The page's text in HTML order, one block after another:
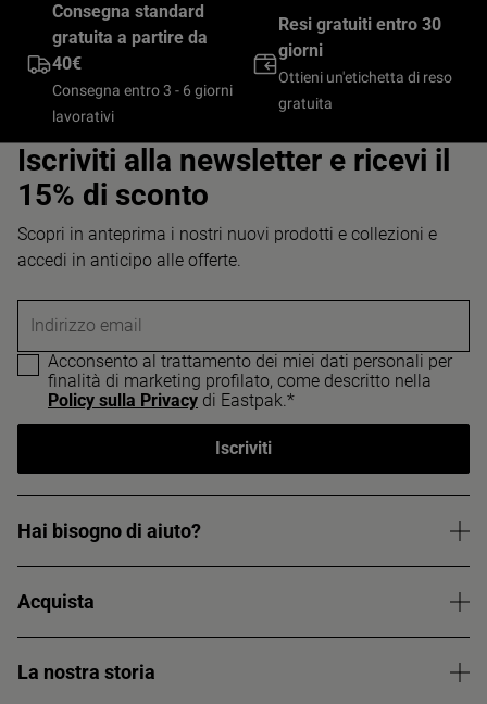
Consegna standard
gratuita a partire da
40€
Consegna entro 3 - 6 giorni
lavorativi
Resi gratuiti entro 30
giorni
Ottieni un'etichetta di reso
gratuita
Iscriviti alla newsletter e ricevi il
15% di sconto
Scopri in anteprima i nostri nuovi prodotti e collezioni e
accedi in anticipo alle offerte.
Indirizzo email
Acconsento al trattamento dei miei dati personali per
finalità di marketing profilato, come descritto nella
Policy sulla Privacy di Eastpak.*
Iscriviti
Hai bisogno di aiuto?
Acquista
La nostra storia